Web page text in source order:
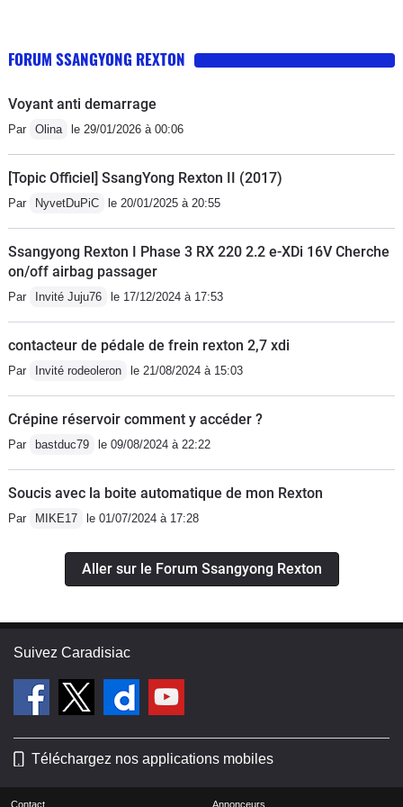
tourner ni avec trop peu d’huile, ni
endommagé.".La concession étant à
160 km de mon domicile, j'ai donc
auto...A vous d'apprécier...
FORUM SSANGYONG REXTON
Voyant anti demarrage
Par Olina le 29/01/2026 à 00:06
[Topic Officiel] SsangYong Rexton II (2017)
Par NyvetDuPiC le 20/01/2025 à 20:55
Ssangyong Rexton I Phase 3 RX 220 2.2 e-XDi 16V Cherche
on/off airbag passager
Par Invité Juju76 le 17/12/2024 à 17:53
contacteur de pédale de frein rexton 2,7 xdi
Par Invité rodeoleron le 21/08/2024 à 15:03
Crépine réservoir comment y accéder ?
Par bastduc79 le 09/08/2024 à 22:22
Soucis avec la boite automatique de mon Rexton
Par MIKE17 le 01/07/2024 à 17:28
Aller sur le Forum Ssangyong Rexton
Suivez Caradisiac
Téléchargez nos applications mobiles
Contact Annonceurs